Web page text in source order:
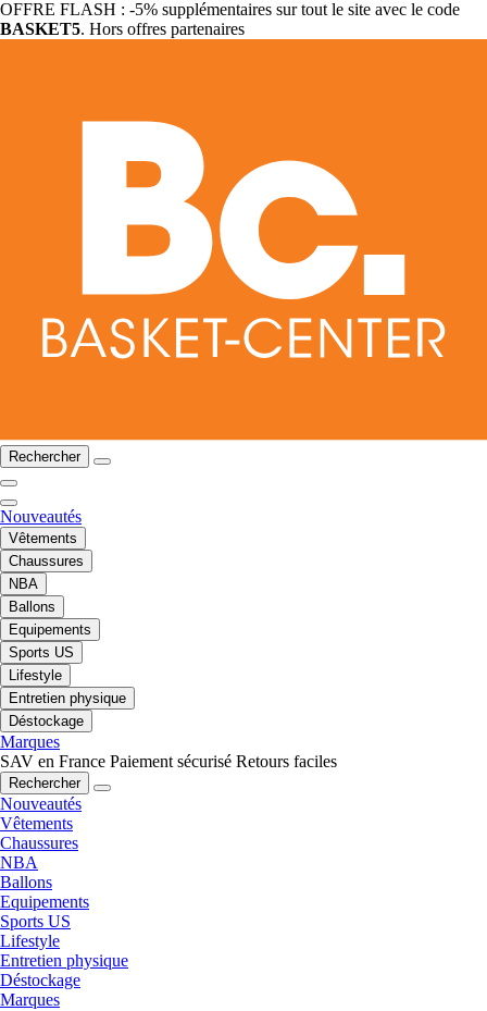
OFFRE FLASH : -5% supplémentaires sur tout le site avec le code
BASKET5. Hors offres partenaires
Rechercher
Nouveautés
Vêtements
Chaussures
NBA
Ballons
Equipements
Sports US
Lifestyle
Entretien physique
Déstockage
Marques
SAV en France Paiement sécurisé Retours faciles
Rechercher
Nouveautés
Vêtements
Chaussures
NBA
Ballons
Equipements
Sports US
Lifestyle
Entretien physique
Déstockage
Marques